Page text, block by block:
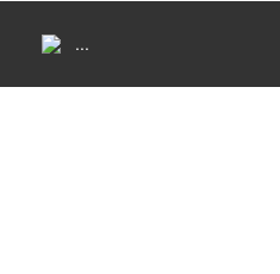
...